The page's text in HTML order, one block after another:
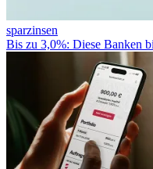
sparzinsen
Bis zu 3,0%: Diese Banken